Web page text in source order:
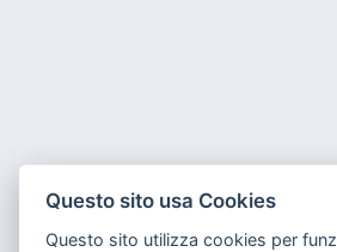
Questo sito usa Cookies
Questo sito utilizza cookies per